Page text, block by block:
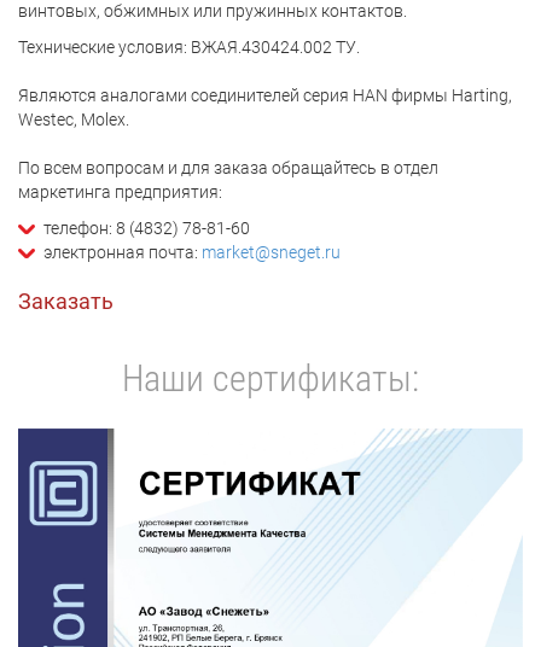
винтовых, обжимных или пружинных контактов.
Технические условия: ВЖАЯ.430424.002 ТУ.
Являются аналогами соединителей серия HAN фирмы Harting,
Westec, Molex.
По всем вопросам и для заказа обращайтесь в отдел
маркетинга предприятия:
телефон: 8 (4832) 78-81-60
электронная почта: market@sneget.ru
Заказать
Наши сертификаты: